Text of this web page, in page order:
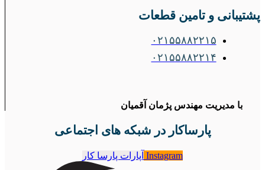
پشتیبانی و تامین قطعات
۰۲۱۵۵۸۸۲۲۱۵
۰۲۱۵۵۸۸۲۲۱۴
با مدیریت مهندس پژمان آقمیان
پارساکار در شبکه های اجتماعی
Instagram آپارات پارسا کار